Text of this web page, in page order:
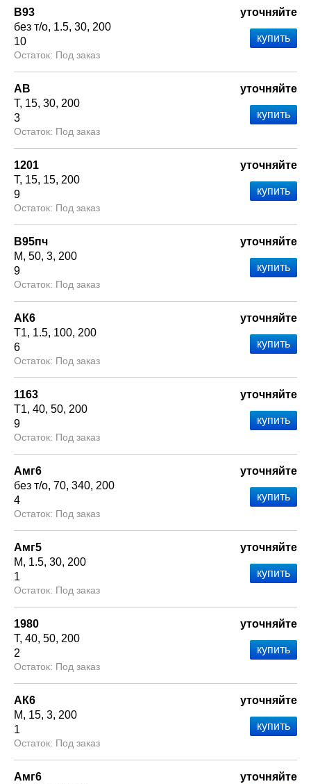
В93
без т/о 1.5 30 200
10
Под заказ
уточняйте
АВ
Т 15 30 200
3
Под заказ
уточняйте
1201
Т 15 15 200
9
Под заказ
уточняйте
В95пч
М 50 3 200
9
Под заказ
уточняйте
АК6
Т1 1.5 100 200
6
Под заказ
уточняйте
1163
Т1 40 50 200
9
Под заказ
уточняйте
Амг6
без т/о 70 340 200
4
Под заказ
уточняйте
Амг5
М
1.5 30 200
1
Под заказ
уточняйте
1980
Т 40 50 200
2
Под заказ
уточняйте
АК6
М
15 3 200
1
Под заказ
уточняйте
Амг6
уточняйте